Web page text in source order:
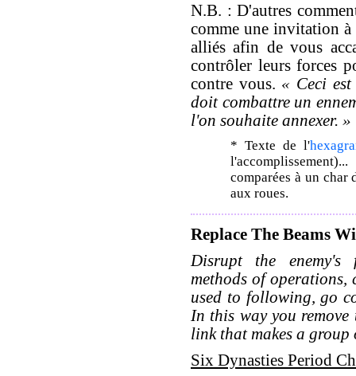
N.B. : D'autres
comme une invitation à
alliés afin de vous
contrôler leurs forces
contre vous. « Ceci
doit combattre un
l'on souhaite annexer. »
* Texte de l'
comparées à un char
aux roues.
Replace The Beams
Disrupt the enemy's
methods of operations,
used to following, go
In this way you
link that makes a
Six Dynasties Period